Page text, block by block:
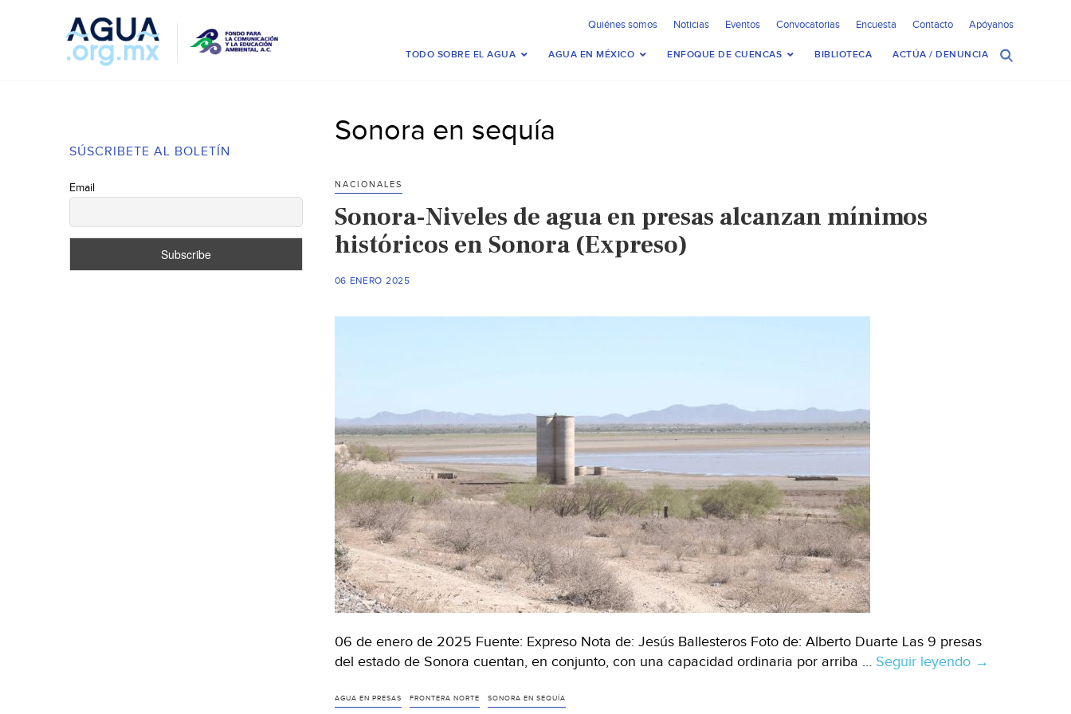
Quiénes somos Noticias Eventos Convocatorias Encuesta Contacto Apóyanos
TODO SOBRE EL AGUA AGUA EN MÉXICO ENFOQUE DE CUENCAS BIBLIOTECA ACTÚA / DENUNCIA
SÚSCRIBETE AL BOLETÍN
Email
Sonora en sequía
NACIONALES
Sonora-Niveles de agua en presas alcanzan mínimos
históricos en Sonora (Expreso)
06 ENERO 2025
06 de enero de 2025 Fuente: Expreso Nota de: Jesús Ballesteros Foto de: Alberto Duarte Las 9 presas
del estado de Sonora cuentan, en conjunto, con una capacidad ordinaria por arriba … Seguir leyendo Sonora-
→
AGUA EN PRESAS FRONTERA NORTE SONORA EN SEQUÍA